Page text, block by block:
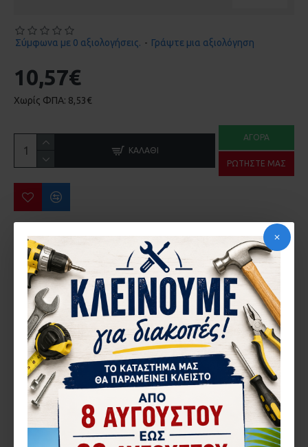
Σύμφωνα με 0 αξιολογήσεις. - Γράψτε μια αξιολόγηση
10,57€
Χωρίς ΦΠΑ: 8,53€
ΚΑΛΆΘΙ
ΑΓΟΡΆ
ΡΩΤΉΣΤΕ ΜΑΣ
ΠΕΡΙΣΣΌΤΕΡΑ ΑΠΌ ΤΗΝ ΙΔΙΑ ΜΆΡΚΑ
ΑΜΟΡΤΙΣΕΡ EUROPA 2000 KAI 100 ΣΤΟΠΕΡ 181.4 20-20-007
0,06€ 0,58€
ΠΕΡΙΓΡΑ΄ΦΉ
ΑΞΙΟΛΟΓΉΣΕΙΣ